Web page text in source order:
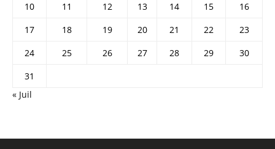
10
11 12 13 14 15
16
17
18 19 20 21 22
23
24
25 26 27 28 29
30
31
« Juil